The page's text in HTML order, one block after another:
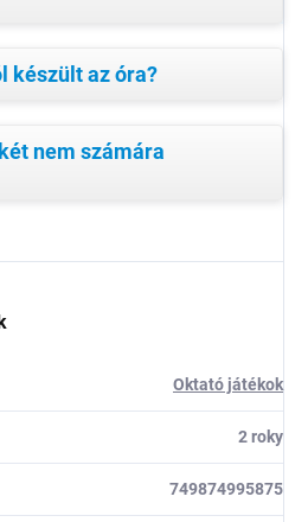
készült az óra?
nem számára
Oktató játékok
2 roky
749874995875